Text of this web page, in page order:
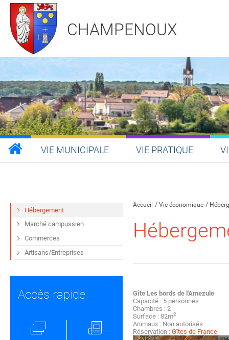
CHAMPENOUX
VIE MUNICIPALE VIE PRATIQUE
Accueil Vie économique
Gîte Les bords de l'Amezule
Capacité : 5 personnes
Chambres : 2
Surface : 82m2
Animaux : Non autorisés
Réservation : Gîtes de France
Hébergement
Marché campussien
Commerces
Artisans/Entreprises
Accès rapide